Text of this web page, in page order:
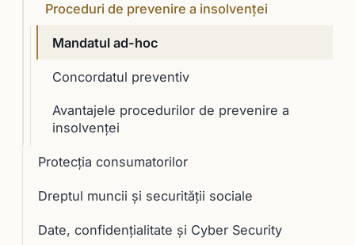
Proceduri de prevenire a insolvenţei
Mandatul ad-hoc
Concordatul preventiv
Avantajele procedurilor de prevenire a
insolvenței
Protecția consumatorilor
Dreptul muncii și securității sociale
Date, confidențialitate și Cyber Security